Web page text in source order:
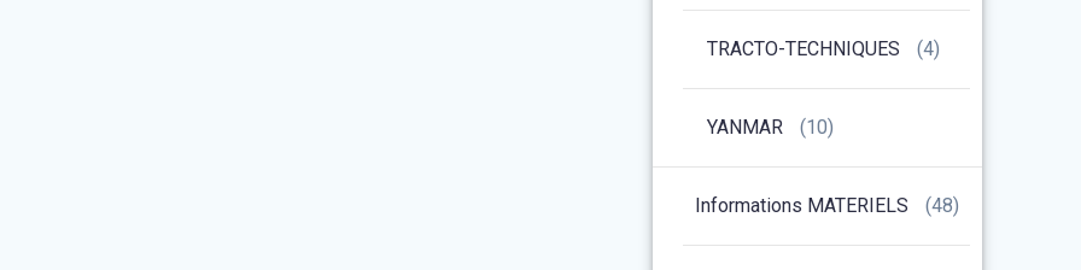
TRACTO-TECHNIQUES (4)
YANMAR (10)
Informations MATERIELS (48)